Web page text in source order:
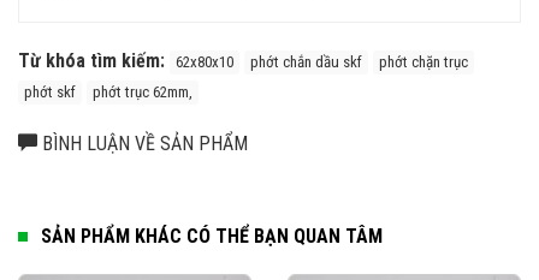
phẩm.
Từ khóa tìm kiếm: 62x80x10 phớt chắn dầu skf
phớt chặn trục
phớt skf
phớt trục 62mm,
BÌNH LUẬN VỀ SẢN PHẨM
SẢN PHẨM KHÁC CÓ THỂ BẠN QUAN TÂM